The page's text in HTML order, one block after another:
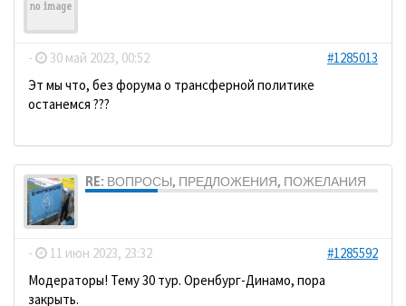
- 30 май 2023, 00:52
#1285013
Эт мы что, без форума о трансферной политике
останемся ???
RE: ВОПРОСЫ, ПРЕДЛОЖЕНИЯ, ПОЖЕЛАНИЯ
- 11 июн 2023, 23:32
#1285592
Модераторы! Тему 30 тур. Оренбург-Динамо, пора
закрыть.